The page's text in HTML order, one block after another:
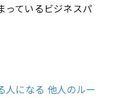
っているビジネスパ
になる 他人のルー